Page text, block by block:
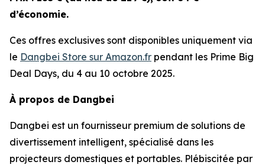
d’économie.
Ces offres exclusives sont disponibles uniquement via
le Dangbei Store sur Amazon.fr pendant les Prime Big
Deal Days, du 4 au 10 octobre 2025.
À propos de Dangbei
Dangbei est un fournisseur premium de solutions de
divertissement intelligent, spécialisé dans les
projecteurs domestiques et portables. Plébiscitée par